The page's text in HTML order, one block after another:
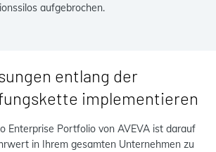
aufgebrochen.
entlang der
implementieren
Enterprise Portfolio von AVEVA ist darauf
in Ihrem gesamten Unternehmen zu